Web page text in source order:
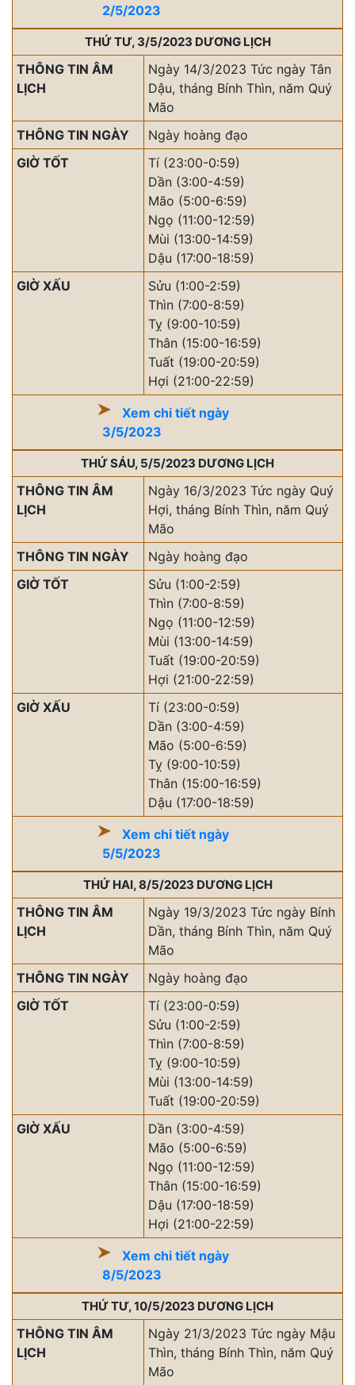
2/5/2023
THỨ TƯ, 3/5/2023 DƯƠNG LỊCH
THÔNG TIN ÂM
LỊCH
Ngày 14/3/2023 Tức ngày Tân
Dậu, tháng Bính Thìn, năm Quý
Mão
THÔNG TIN NGÀY
Ngày hoàng đạo
GIỜ TỐT
Tí (23:00-0:59)
Dần (3:00-4:59)
Mão (5:00-6:59)
Ngọ (11:00-12:59)
Mùi (13:00-14:59)
Dậu (17:00-18:59)
GIỜ XẤU
Sửu (1:00-2:59)
Thìn (7:00-8:59)
Tỵ (9:00-10:59)
Thân (15:00-16:59)
Tuất (19:00-20:59)
Hợi (21:00-22:59)
Xem chi tiết ngày
3/5/2023
THỨ SÁU, 5/5/2023 DƯƠNG LỊCH
THÔNG TIN ÂM
LỊCH
Ngày 16/3/2023 Tức ngày Quý
Hợi, tháng Bính Thìn, năm Quý
Mão
THÔNG TIN NGÀY
Ngày hoàng đạo
GIỜ TỐT
Sửu (1:00-2:59)
Thìn (7:00-8:59)
Ngọ (11:00-12:59)
Mùi (13:00-14:59)
Tuất (19:00-20:59)
Hợi (21:00-22:59)
GIỜ XẤU
Tí (23:00-0:59)
Dần (3:00-4:59)
Mão (5:00-6:59)
Tỵ (9:00-10:59)
Thân (15:00-16:59)
Dậu (17:00-18:59)
Xem chi tiết ngày
5/5/2023
THỨ HAI, 8/5/2023 DƯƠNG LỊCH
THÔNG TIN ÂM
LỊCH
Ngày 19/3/2023 Tức ngày Bính
Dần, tháng Bính Thìn, năm Quý
Mão
THÔNG TIN NGÀY
Ngày hoàng đạo
GIỜ TỐT
Tí (23:00-0:59)
Sửu (1:00-2:59)
Thìn (7:00-8:59)
Tỵ (9:00-10:59)
Mùi (13:00-14:59)
Tuất (19:00-20:59)
GIỜ XẤU
Dần (3:00-4:59)
Mão (5:00-6:59)
Ngọ (11:00-12:59)
Thân (15:00-16:59)
Dậu (17:00-18:59)
Hợi (21:00-22:59)
Xem chi tiết ngày
8/5/2023
THỨ TƯ, 10/5/2023 DƯƠNG LỊCH
THÔNG TIN ÂM
LỊCH
Ngày 21/3/2023 Tức ngày Mậu
Thìn, tháng Bính Thìn, năm Quý
Mão